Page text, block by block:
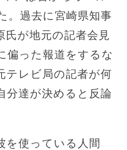
。過去に宮崎県知事
氏が地元の記者会見
偏った報道をするな
テレビ局の記者が何
分達が決めると反論
を使っている人間